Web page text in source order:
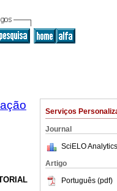
Serviços
Journal
SciELO Analytics
Artigo
Português (pdf)